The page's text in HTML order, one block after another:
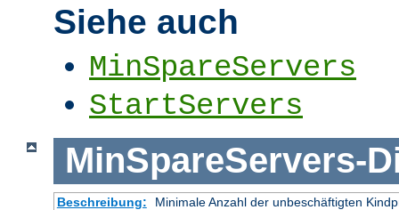
Siehe auch
MinSpareServers
StartServers
MinSpareServers-
Beschreibung:
Minimale Anzahl der unbeschäftigten